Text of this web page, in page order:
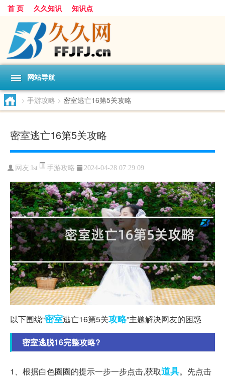
首 页 久久知识 知识点
网站导航
> 手游攻略 > 密室逃亡16第5关攻略
密室逃亡16第5关攻略
网友: lst 手游攻略 2024-04-28 07:29:09
以下围绕“密室逃亡16第5关攻略”主题解决网友的困惑
密室逃脱16完整攻略?
1、根据白色圈圈的提示一步一步点击,获取道具。先点击